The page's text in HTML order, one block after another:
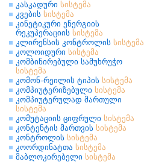
კასკადური სისტემა
კვების სისტემა
კინეტიკური ენერგიის
რეკუპერაციის სისტემა
კლირენსის კონტროლის სისტემა
კოლოიდური სისტემა
კომბინირებული სამუხრუჭო
სისტემა
კომონ-რეილის ტიპის სისტემა
კომპიუტერიზებული სისტემა
კომპიუტერულად მართული
სისტემა
კომუტაციის ციფრული სისტემა
კონტენტის მართვის სისტემა
კონტროლის სისტემა
კოორდინატთა სისტემა
მაბლოკირებელი სისტემა